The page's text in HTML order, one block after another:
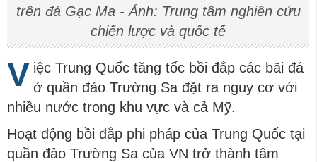
trên đá Gạc Ma - Ảnh: Trung tâm nghiên cứu
chiến lược và quốc tế
V iệc Trung Quốc tăng tốc bồi đắp các bãi đá
ở quần đảo Trường Sa đặt ra nguy cơ với
nhiều nước trong khu vực và cả Mỹ.
Hoạt động bồi đắp phi pháp của Trung Quốc tại
quần đảo Trường Sa của VN trở thành tâm